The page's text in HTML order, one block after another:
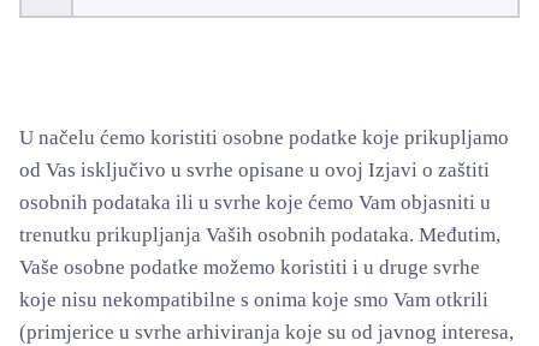
U načelu ćemo koristiti osobne podatke koje prikupljamo
od Vas isključivo u svrhe opisane u ovoj Izjavi o zaštiti
osobnih podataka ili u svrhe koje ćemo Vam objasniti u
trenutku prikupljanja Vaših osobnih podataka. Međutim,
Vaše osobne podatke možemo koristiti i u druge svrhe
koje nisu nekompatibilne s onima koje smo Vam otkrili
(primjerice u svrhe arhiviranja koje su od javnog interesa,